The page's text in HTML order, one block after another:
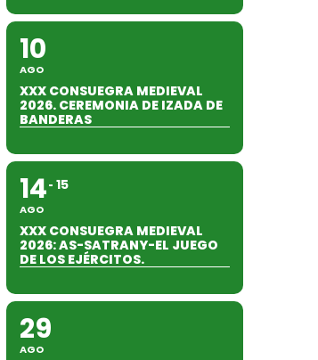
10
AGO
XXX CONSUEGRA MEDIEVAL
2026. CEREMONIA DE IZADA DE
BANDERAS
14
AGO
15
XXX CONSUEGRA MEDIEVAL
2026: AS-SATRANY-EL JUEGO
DE LOS EJÉRCITOS.
29
AGO